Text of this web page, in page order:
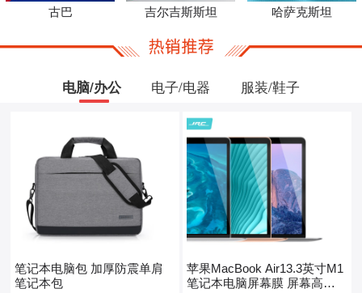
古巴 吉尔吉斯斯坦 哈萨克斯坦
电脑/办公 电子/电器 服装/鞋子
笔记本电脑包 加厚防震单肩
笔记本包
苹果MacBook Air13.3英寸M1
笔记本电脑屏幕膜 屏幕高清